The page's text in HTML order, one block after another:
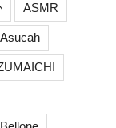
ASMR
Asucah